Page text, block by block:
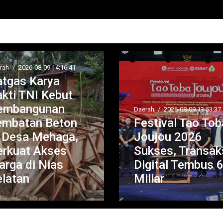
/ 2026-08-09 13:53:37
Tao Toba
2026
Transaksi
Tembus 6
Serba Serbi / 2026-08-08
DPW Rumah
Pengemudi
Nusantara
Matangkan
Persiapan
Pelantikan,
Publik dan
Rakerwil